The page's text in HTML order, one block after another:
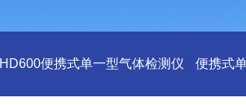
HD600便携式单一型气体检测仪 便携式